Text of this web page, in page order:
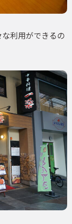
利用ができるの